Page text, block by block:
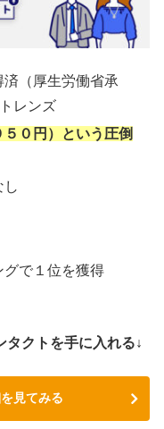
（厚生労働省承
レンズ
０円）という圧倒
し
グで１位を獲得
タクトを手に入れる↓
見てみる